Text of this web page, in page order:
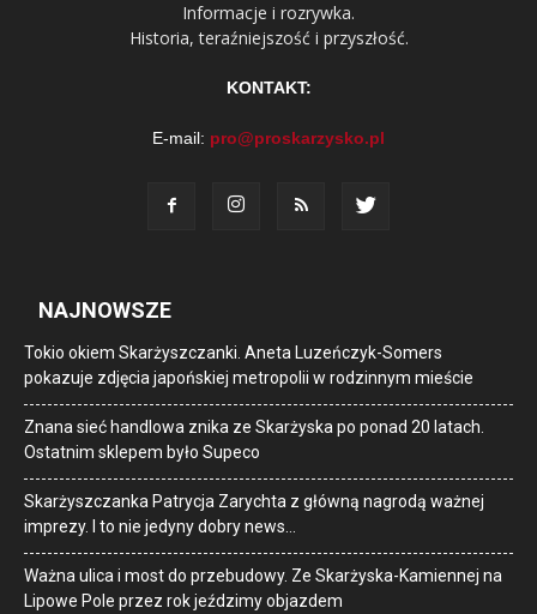
Informacje i rozrywka.
Historia, teraźniejszość i przyszłość.
KONTAKT:
E-mail: pro@proskarzysko.pl
NAJNOWSZE
Tokio okiem Skarżyszczanki. Aneta Luzeńczyk-Somers
pokazuje zdjęcia japońskiej metropolii w rodzinnym mieście
Znana sieć handlowa znika ze Skarżyska po ponad 20 latach.
Ostatnim sklepem było Supeco
Skarżyszczanka Patrycja Zarychta z główną nagrodą ważnej
imprezy. I to nie jedyny dobry news…
Ważna ulica i most do przebudowy. Ze Skarżyska-Kamiennej na
Lipowe Pole przez rok jeździmy objazdem